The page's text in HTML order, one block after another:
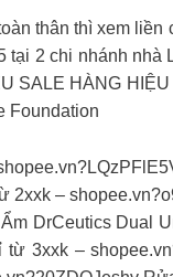
thân thì xem
tại 2 chi nhánh nhà
SALE HÀNG
Foundation
2xxk –
DrCeutics Dual
3xxk –